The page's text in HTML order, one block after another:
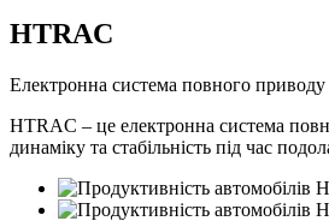
HTRAC
Електронна система повного приводу
HTRAC – це електронна система
динаміку та стабільність під час